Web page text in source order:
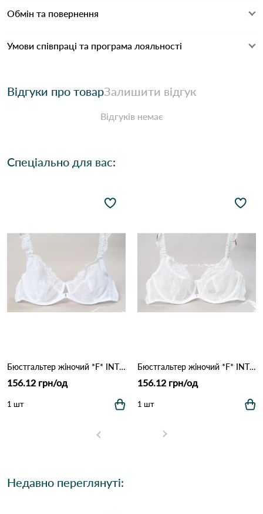
Обмін та повернення
Умови співпраці та програма лояльності
Відгуки про товарЗалишити відгук
Відгуків немає
Спеціально для вас:
Бюстгальтер жіночий *F* INTIMIDAO 2303 *18,3* Белый
156.12 грн/од
1 шт
Бюстгальтер жіночий *F* INTIMIDAO 2303 *18,3* Молочний
156.12 грн/од
1 шт
Недавно переглянуті: